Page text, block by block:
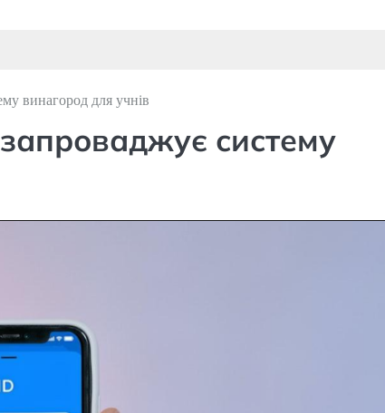
винагород для учнів
систему